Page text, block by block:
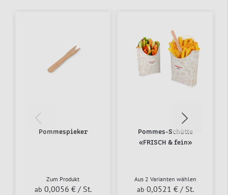
Pommespieker
Zum Produkt
ab 0,0056 € / St.
Pommes-Schütte
«FRISCH & fein»
Aus 2 Varianten wählen
ab 0,0521 € / St.